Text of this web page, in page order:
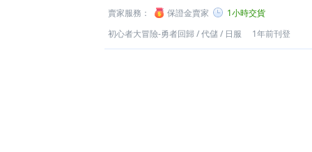
賣家服務：
保證金賣家
1小時交貨
初心者大冒險-勇者回歸/代儲/ 日服 1年前刊登